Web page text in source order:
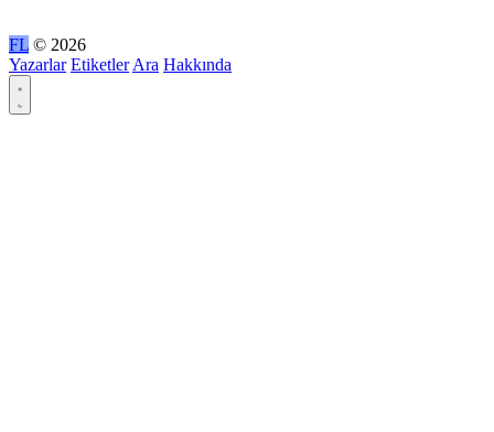
FL © 2026
Yazarlar Etiketler Ara Hakkında